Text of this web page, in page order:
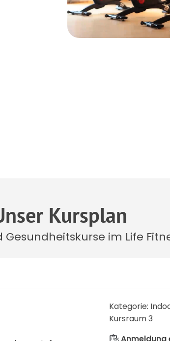
Kursplan
Gesundheitskurse im Life
Kategorie:
Kursraum 3